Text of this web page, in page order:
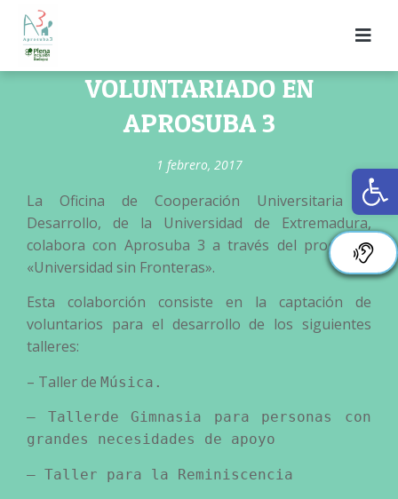
VOLUNTARIADO EN
APROSUBA 3
1 febrero, 2017
La Oficina de Cooperación Universitaria al
Desarrollo, de la Universidad de Extremadura,
colabora con Aprosuba 3 a través del programa
«Universidad sin Fronteras».
Esta colaborción consiste en la captación de
voluntarios para el desarrollo de los siguientes
talleres:
– Taller de Música.
– Tallerde Gimnasia para personas con
grandes necesidades de apoyo
– Taller para la Reminiscencia